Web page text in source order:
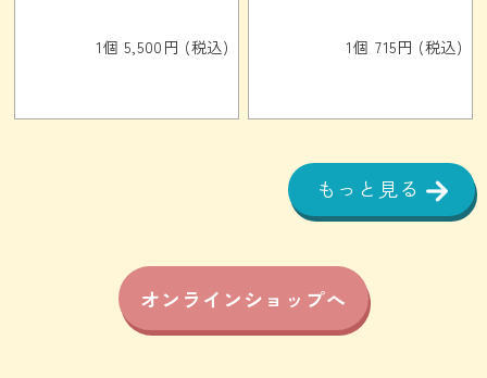
1個 5,500円 (税込) 1個 715円 (税込)
もっと見る
オンラインショップへ